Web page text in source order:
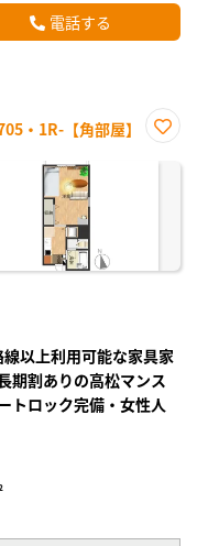
電話する
・1R-【角部屋】
に入
以上利用可能な家具家
期割ありの高松マンス
トロック完備・女性人